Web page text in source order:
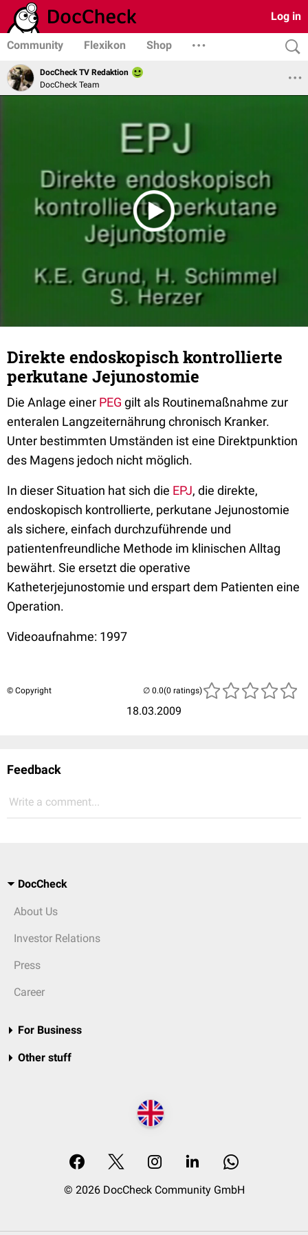
Log in
Community Flexikon Shop
DocCheck TV Redaktion
DocCheck Team
Direkte endoskopisch kontrollierte
perkutane Jejunostomie
Die Anlage einer PEG gilt als Routinemaßnahme zur
enteralen Langzeiternährung chronisch Kranker.
Unter bestimmten Umständen ist eine Direktpunktion
des Magens jedoch nicht möglich.
In dieser Situation hat sich die EPJ, die direkte,
endoskopisch kontrollierte, perkutane Jejunostomie
als sichere, einfach durchzuführende und
patientenfreundliche Methode im klinischen Alltag
bewährt. Sie ersetzt die operative
Katheterjejunostomie und erspart dem Patienten eine
Operation.
Videoaufnahme: 1997
© Copyright
18.03.2009
(0 ratings)
Feedback
Write a comment...
DocCheck
About Us
Investor Relations
Press
Career
For Business
Other stuff
© 2026 DocCheck Community GmbH